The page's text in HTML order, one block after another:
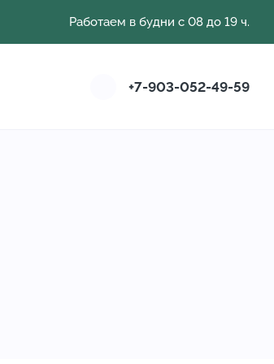
Работаем в будни с 08 до 19 ч.
+7-903-052-49-59